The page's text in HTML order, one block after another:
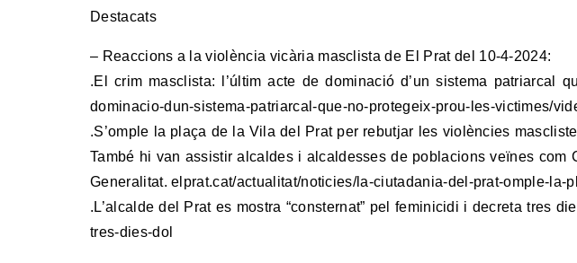
Destacats
– Reaccions a la violència vicària masclista de El Prat del 10-4-2024:
.El crim masclista: l’últim acte de dominació d’un sistema patriarcal
dominacio-dun-sistema-patriarcal-que-no-protegeix-prou-les-victimes/
.S’omple la plaça de la Vila del Prat per rebutjar les violències
També hi van assistir alcaldes i alcaldesses de poblacions veïnes
Generalitat. elprat.cat/actualitat/noticies/la-ciutadania-del-prat-omple-
.L’alcalde del Prat es mostra “consternat” pel feminicidi i decreta tres
tres-dies-dol